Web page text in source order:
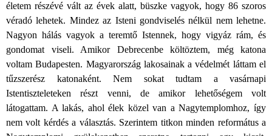
életem részévé vált az évek alatt, büszke vagyok, hogy 86 szoros
véradó lehetek. Mindez az Isteni gondviselés nélkül nem lehetne.
Nagyon hálás vagyok a teremtő Istennek, hogy vigyáz rám, és
gondomat viseli. Amikor Debrecenbe költöztem, még katona
voltam Budapesten. Magyarország lakosainak a védelmét láttam el
tűzszerész katonaként. Nem sokat tudtam a vasárnapi
Istentiszteleteken részt venni, de amikor lehetőségem volt
látogattam. A lakás, ahol élek közel van a Nagytemplomhoz, így
nem volt kérdés a választás. Szerintem titkon minden református a